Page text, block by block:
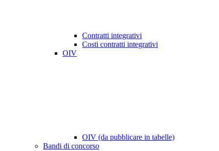
Contratti integrativi
Costi contratti integrativi
OIV
OIV (da pubblicare in tabelle)
Bandi di concorso